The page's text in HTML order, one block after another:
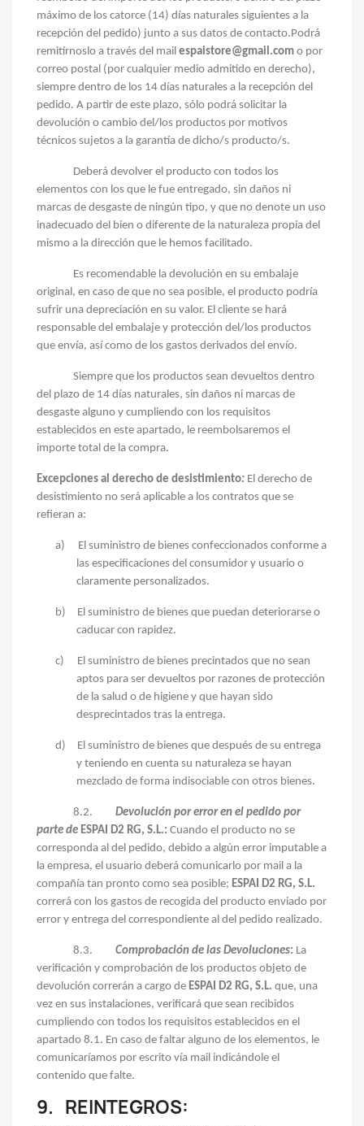
máximo de los catorce (14) días naturales siguientes a la
recepción del pedido) junto a sus datos de contacto.Podrá
remitírnoslo a través del mail espaistore@gmail.com o por
correo postal (por cualquier medio admitido en derecho),
siempre dentro de los 14 días naturales a la recepción del
pedido. A partir de este plazo, sólo podrá solicitar la
devolución o cambio del/los productos por motivos
técnicos sujetos a la garantía de dicho/s producto/s.
Deberá devolver el producto con todos los
elementos con los que le fue entregado, sin daños ni
marcas de desgaste de ningún tipo, y que no denote un uso
inadecuado del bien o diferente de la naturaleza propia del
mismo a la dirección que le hemos facilitado.
Es recomendable la devolución en su embalaje
original, en caso de que no sea posible, el producto podría
sufrir una depreciación en su valor. El cliente se hará
responsable del embalaje y protección del/los productos
que envía, así como de los gastos derivados del envío.
Siempre que los productos sean devueltos dentro
del plazo de 14 días naturales, sin daños ni marcas de
desgaste alguno y cumpliendo con los requisitos
establecidos en este apartado, le reembolsaremos el
importe total de la compra.
Excepciones al derecho de desistimiento: El derecho de
desistimiento no será aplicable a los contratos que se
refieran a:
a)
El suministro de bienes confeccionados conforme a
las especificaciones del consumidor y usuario o
claramente personalizados.
b)
El suministro de bienes que puedan deteriorarse o
caducar con rapidez.
c)
El suministro de bienes precintados que no sean
aptos para ser devueltos por razones de protección
de la salud o de higiene y que hayan sido
desprecintados tras la entrega.
d)
El suministro de bienes que después de su entrega
y teniendo en cuenta su naturaleza se hayan
mezclado de forma indisociable con otros bienes.
8.2.
Devolución por error en el pedido por
parte de ESPAI D2 RG, S.L.: Cuando el producto no se
corresponda al del pedido, debido a algún error imputable a
la empresa, el usuario deberá comunicarlo por mail a la
compañía tan pronto como sea posible; ESPAI D2 RG, S.L.
correrá con los gastos de recogida del producto enviado por
error y entrega del correspondiente al del pedido realizado.
8.3. Comprobación de las Devoluciones: La
verificación y comprobación de los productos objeto de
devolución correrán a cargo de ESPAI D2 RG, S.L. que, una
vez en sus instalaciones, verificará que sean recibidos
cumpliendo con todos los requisitos establecidos en el
apartado 8.1. En caso de faltar alguno de los elementos, le
comunicaríamos por escrito vía mail indicándole el
contenido que falte.
9. REINTEGROS: